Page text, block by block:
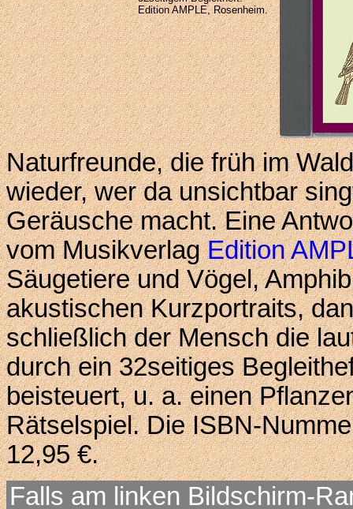
Edition AMPLE, Rosenheim.
Naturfreunde, die früh im
wieder, wer da unsichtbar
Geräusche macht. Eine
vom MusikverlagEdition
Säugetiere und Vögel,
akustischen Kurzportraits,
schließlich der Mensch die
durch ein 32seitiges
beisteuert, u. a. einen
Rätselspiel. Die ISBN-
12,95 €.
Falls am linken Bildschirm-